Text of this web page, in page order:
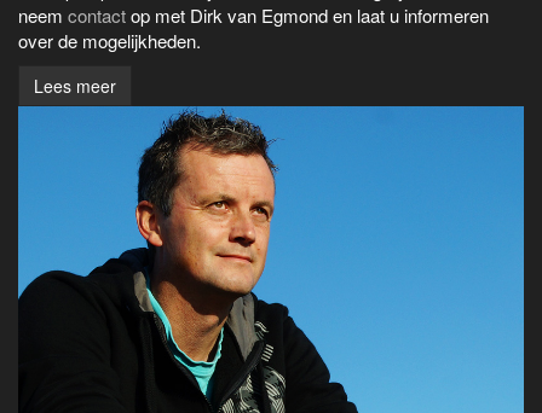
neem contactop met Dirk van Egmond en laat u informeren
over de mogelijkheden.
Lees meer